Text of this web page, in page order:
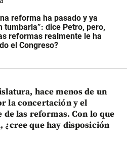
reforma ha pasado y ya
tumbarla”: dice Petro, pero,
reformas realmente le ha
el Congreso?
hace menos de un
la concertación y el
las reformas. Con lo que
¿cree que hay disposición